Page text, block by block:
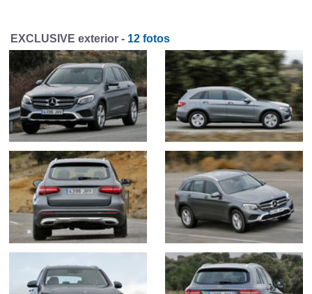
EXCLUSIVE exterior - 12 fotos